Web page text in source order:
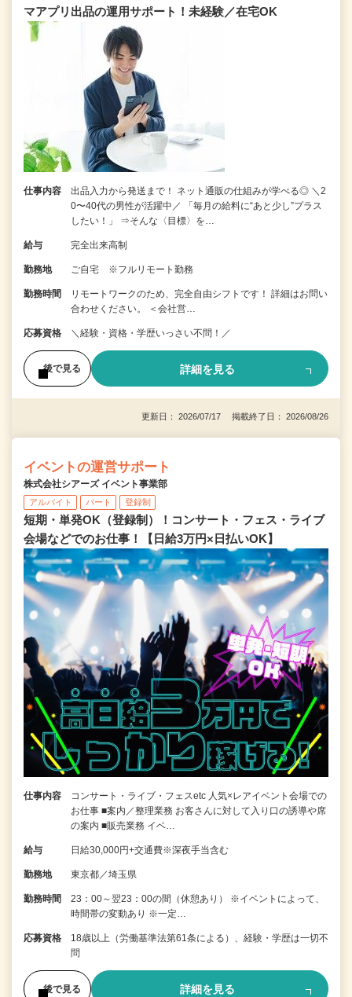
マアプリ出品の運用サポート！未経験／在宅OK
仕事内容
出品入力から発送まで！ ネット通販の仕組みが学べる◎ ＼2
0〜40代の男性が活躍中／ 「毎月の給料に“あと少し”プラス
したい！」 ⇒そんな〈目標〉を…
給与 完全出来高制
勤務地 ご自宅 ※フルリモート勤務
勤務時間
リモートワークのため、完全自由シフトです！ 詳細はお問い
合わせください。 ＜会社営…
応募資格 ＼経験・資格・学歴いっさい不問！／
後で見る 詳細を見る
更新日： 2026/07/17 掲載終了日： 2026/08/26
イベントの運営サポート
株式会社シアーズ イベント事業部
アルバイト パート 登録制
短期・単発OK（登録制）！コンサート・フェス・ライブ
会場などでのお仕事！【日給3万円×日払いOK】
仕事内容
コンサート・ライブ・フェスetc 人気×レアイベント会場での
お仕事 ■案内／整理業務 お客さんに対して入り口の誘導や席
の案内 ■販売業務 イベ…
給与 日給30,000円+交通費※深夜手当含む
勤務地 東京都／埼玉県
勤務時間
23：00～翌23：00の間（休憩あり） ※イベントによって、
時間帯の変動あり ※一定…
応募資格
18歳以上（労働基準法第61条による）、経験・学歴は一切不
問
後で見る 詳細を見る